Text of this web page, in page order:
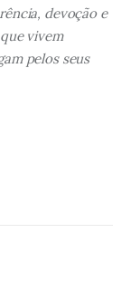
devoção e
vivem
pelos seus